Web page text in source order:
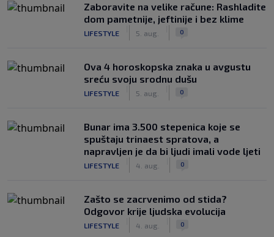
Zaboravite na velike račune: Rashladite
dom pametnije, jeftinije i bez klime
LIFESTYLE 5. aug. 0
Ova 4 horoskopska znaka u avgustu
sreću svoju srodnu dušu
LIFESTYLE 5. aug. 0
Bunar imа 3.500 stepenica koje se
spuštaju trinaest spratova, a
napravljen je da bi ljudi imali vode ljeti
LIFESTYLE 4. aug. 0
Zašto se zacrvenimo od stida?
Odgovor krije ljudska evolucija
LIFESTYLE 4. aug. 0